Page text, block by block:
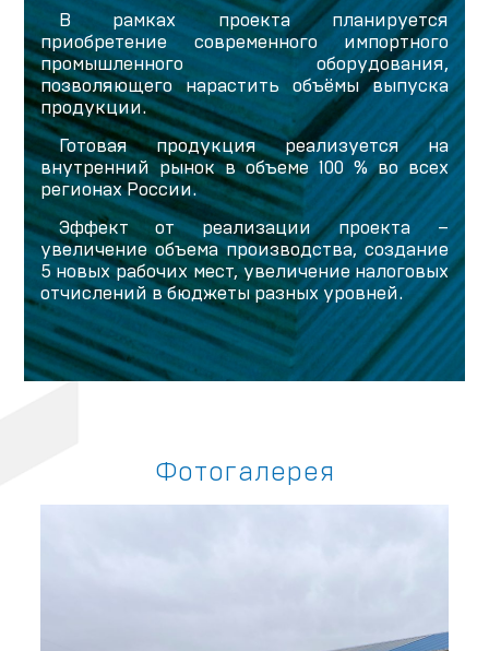
В рамках проекта планируется
приобретение современного импортного
промышленного оборудования,
позволяющего нарастить объёмы выпуска
продукции.
Готовая продукция реализуется на
внутренний рынок в объеме 100 % во всех
регионах России.
Эффект от реализации проекта –
увеличение объема производства, создание
5 новых рабочих мест, увеличение налоговых
отчислений в бюджеты разных уровней.
Фотогалерея